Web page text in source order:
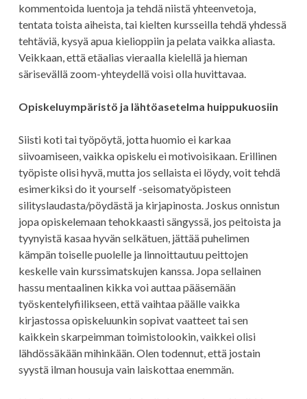
kommentoida luentoja ja tehdä niistä yhteenvetoja,
tentata toista aiheista, tai kielten kursseilla tehdä yhdessä
tehtäviä, kysyä apua kielioppiin ja pelata vaikka aliasta.
Veikkaan, että etäalias vieraalla kielellä ja hieman
särisevällä zoom-yhteydellä voisi olla huvittavaa.
Opiskeluympäristö ja lähtöasetelma huippukuosiin
Siisti koti tai työpöytä, jotta huomio ei karkaa
siivoamiseen, vaikka opiskelu ei motivoisikaan. Erillinen
työpiste olisi hyvä, mutta jos sellaista ei löydy, voit tehdä
esimerkiksi do it yourself -seisomatyöpisteen
silityslaudasta/pöydästä ja kirjapinosta. Joskus onnistun
jopa opiskelemaan tehokkaasti sängyssä, jos peitoista ja
tyynyistä kasaa hyvän selkätuen, jättää puhelimen
kämpän toiselle puolelle ja linnoittautuu peittojen
keskelle vain kurssimatskujen kanssa. Jopa sellainen
hassu mentaalinen kikka voi auttaa pääsemään
työskentelyfiilikseen, että vaihtaa päälle vaikka
kirjastossa opiskeluunkin sopivat vaatteet tai sen
kaikkein skarpeimman toimistolookin, vaikkei olisi
lähdössäkään mihinkään. Olen todennut, että jostain
syystä ilman housuja vain laiskottaa enemmän.